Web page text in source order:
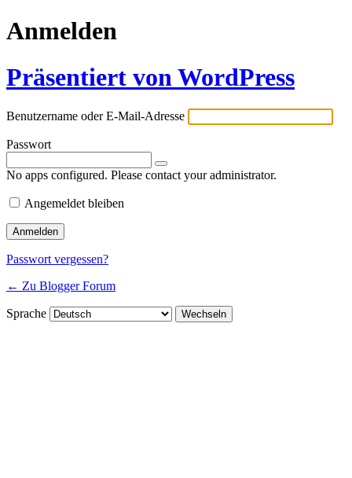
Anmelden
Präsentiert von WordPress
Benutzername oder E-Mail-Adresse
Passwort
No apps configured. Please contact your administrator.
Angemeldet bleiben
Passwort vergessen?
← Zu Blogger Forum
Sprache